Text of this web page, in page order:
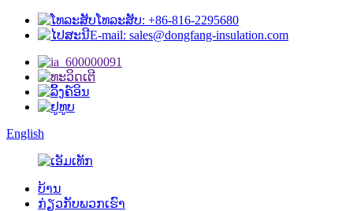
ໂທລະສັບ: +86-816-2295680
E-mail: sales@dongfang-insulation.com
English
ບ້ານ
ກ່ຽວກັບພວກເຮົາ